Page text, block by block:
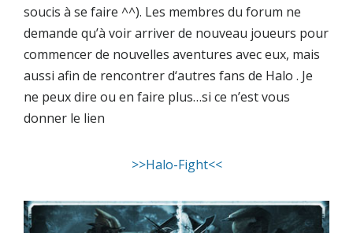
soucis à se faire ^^). Les membres du forum ne
demande qu’à voir arriver de nouveau joueurs pour
commencer de nouvelles aventures avec eux, mais
aussi afin de rencontrer d‘autres fans de Halo . Je
ne peux dire ou en faire plus…si ce n’est vous
donner le lien
>>Halo-Fight<<